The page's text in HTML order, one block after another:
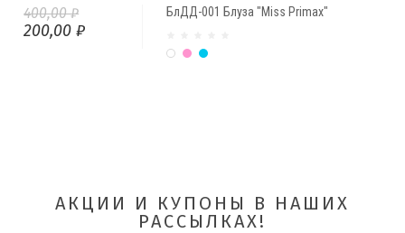
БлДД-001 Блуза "Miss Primax"
400,00 ₽
200,00 ₽
БелыйРозовый
Голубой
АКЦИИ И КУПОНЫ В НАШИХ
РАССЫЛКАХ!